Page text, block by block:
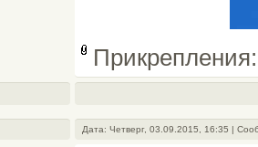
Дата: Четверг, 03.09.2015, 16:35 |